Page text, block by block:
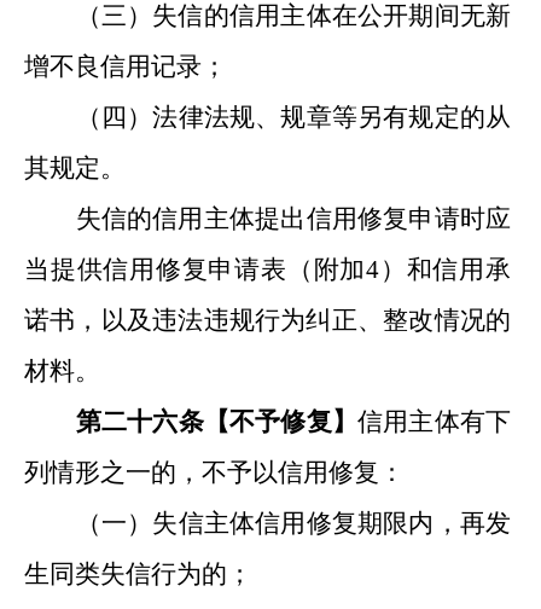
（三）失信的信用主体在公开期间无新
增不良信用记录；
（ 四 ）法律法规、规章等另有规定的从
其规定。
失信的信用主体提出信用修复申请时应
当提供信用修复申请表 （ 附加4） 和信用承
诺书， 以及违法违规行为纠正、整改情况的
材料。
第二十六条【不予修复】 信用主体有下
列情形之一的，不予以信用修复：
（一）失信主体信用修复期限内，再发
生同类失信行为的；